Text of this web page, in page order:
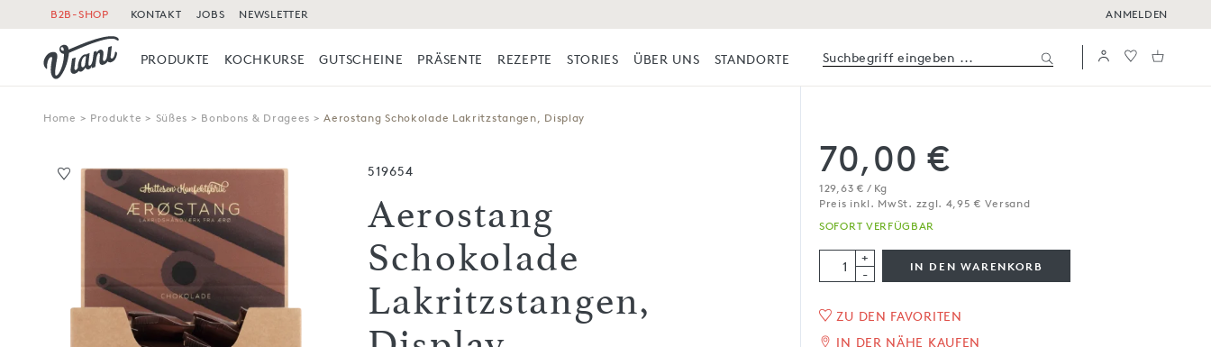
B2B-SHOP KONTAKT JOBS NEWSLETTER ANMELDEN
PRODUKTE KOCHKURSE GUTSCHEINE PRÄSENTE REZEPTE STORIES ÜBER UNS STANDORTE
Home > Produkte > Süßes > Bonbons & Dragees >Aerostang Schokolade Lakritzstangen, Display
519654
Aerostang
Schokolade
Lakritzstangen,
SOFORT VERFÜGBAR
70,00 €
129,63 € / Kg
Preis inkl. MwSt. zzgl. 4,95 € Versand
+
-
IN DEN WARENKORB
ZU DEN FAVORITEN
IN DER NÄHE KAUFEN